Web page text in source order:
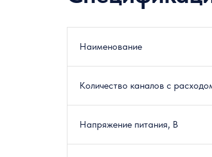
Наименование
Количество каналов с
Напряжение питания, В